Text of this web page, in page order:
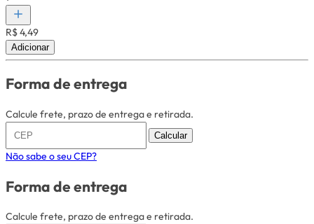
R$ 4,49
Adicionar
Forma de entrega
Calcule frete, prazo de entrega e retirada.
Calcular
Não sabe o seu CEP?
Forma de entrega
Calcule frete, prazo de entrega e retirada.